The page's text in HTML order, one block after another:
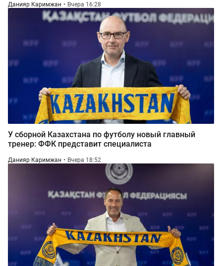
Данияр Каримжан Вчера 16:28
У сборной Казахстана по футболу новый главный
тренер: ФФК представит специалиста
Данияр Каримжан Вчера 18:52